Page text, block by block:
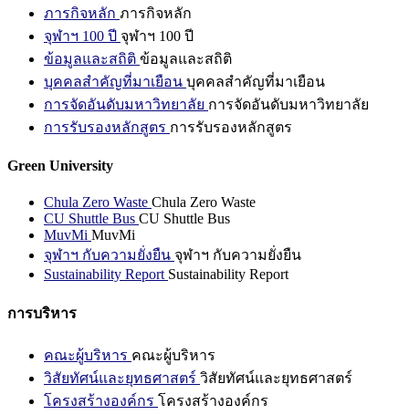
ภารกิจหลัก ภารกิจหลัก
จุฬาฯ 100 ปี จุฬาฯ 100 ปี
ข้อมูลและสถิติ ข้อมูลและสถิติ
บุคคลสำคัญที่มาเยือน บุคคลสำคัญที่มาเยือน
การจัดอันดับมหาวิทยาลัย การจัดอันดับมหาวิทยาลัย
การรับรองหลักสูตร การรับรองหลักสูตร
Green University
Chula Zero Waste Chula Zero Waste
CU Shuttle Bus CU Shuttle Bus
MuvMi MuvMi
จุฬาฯ กับความยั่งยืน จุฬาฯ กับความยั่งยืน
Sustainability Report Sustainability Report
การบริหาร
คณะผู้บริหาร คณะผู้บริหาร
วิสัยทัศน์และยุทธศาสตร์ วิสัยทัศน์และยุทธศาสตร์
โครงสร้างองค์กร โครงสร้างองค์กร